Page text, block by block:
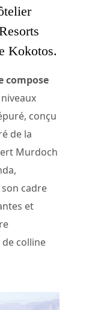
Kokotos.
compose
conçu
de la
Murdoch
cadre
et
colline